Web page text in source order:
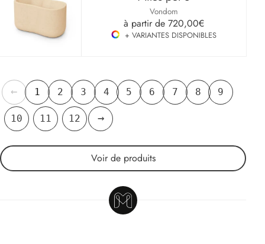
Vondom
à partir de 720,00€
+ VARIANTES DISPONIBLES
← 1 2 3 4 5 6 7 8 9
10 11 12 →
Voir de produits